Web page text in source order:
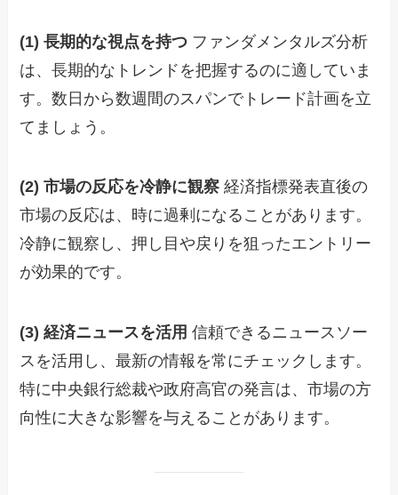
(1) 長期的な視点を持つ ファンダメンタルズ分析
は、長期的なトレンドを把握するのに適していま
す。数日から数週間のスパンでトレード計画を立
てましょう。
(2) 市場の反応を冷静に観察 経済指標発表直後の
市場の反応は、時に過剰になることがあります。
冷静に観察し、押し目や戻りを狙ったエントリー
が効果的です。
(3) 経済ニュースを活用 信頼できるニュースソー
スを活用し、最新の情報を常にチェックします。
特に中央銀行総裁や政府高官の発言は、市場の方
向性に大きな影響を与えることがあります。